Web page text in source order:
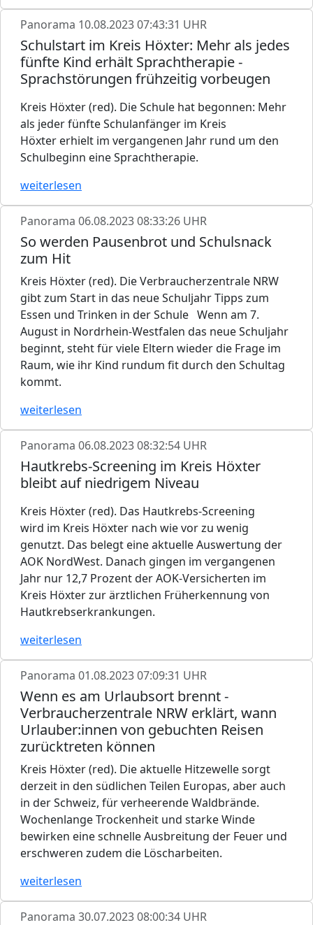
Panorama 10.08.2023 07:43:31 UHR
Schulstart im Kreis Höxter: Mehr als jedes
fünfte Kind erhält Sprachtherapie -
Sprachstörungen frühzeitig vorbeugen
Kreis Höxter (red). Die Schule hat begonnen: Mehr
als jeder fünfte Schulanfänger im Kreis
Höxter erhielt im vergangenen Jahr rund um den
Schulbeginn eine Sprachtherapie.
weiterlesen
Panorama 06.08.2023 08:33:26 UHR
So werden Pausenbrot und Schulsnack
zum Hit
Kreis Höxter (red). Die Verbraucherzentrale NRW
gibt zum Start in das neue Schuljahr Tipps zum
Essen und Trinken in der Schule Wenn am 7.
August in Nordrhein-Westfalen das neue Schuljahr
beginnt, steht für viele Eltern wieder die Frage im
Raum, wie ihr Kind rundum fit durch den Schultag
kommt.
weiterlesen
Panorama 06.08.2023 08:32:54 UHR
Hautkrebs-Screening im Kreis Höxter
bleibt auf niedrigem Niveau
Kreis Höxter (red). Das Hautkrebs-Screening
wird im Kreis Höxter nach wie vor zu wenig
genutzt. Das belegt eine aktuelle Auswertung der
AOK NordWest. Danach gingen im vergangenen
Jahr nur 12,7 Prozent der AOK-Versicherten im
Kreis Höxter zur ärztlichen Früherkennung von
Hautkrebserkrankungen.
weiterlesen
Panorama 01.08.2023 07:09:31 UHR
Wenn es am Urlaubsort brennt -
Verbraucherzentrale NRW erklärt, wann
Urlauber:innen von gebuchten Reisen
zurücktreten können
Kreis Höxter (red). Die aktuelle Hitzewelle sorgt
derzeit in den südlichen Teilen Europas, aber auch
in der Schweiz, für verheerende Waldbrände.
Wochenlange Trockenheit und starke Winde
bewirken eine schnelle Ausbreitung der Feuer und
erschweren zudem die Löscharbeiten.
weiterlesen
Panorama 30.07.2023 08:00:34 UHR